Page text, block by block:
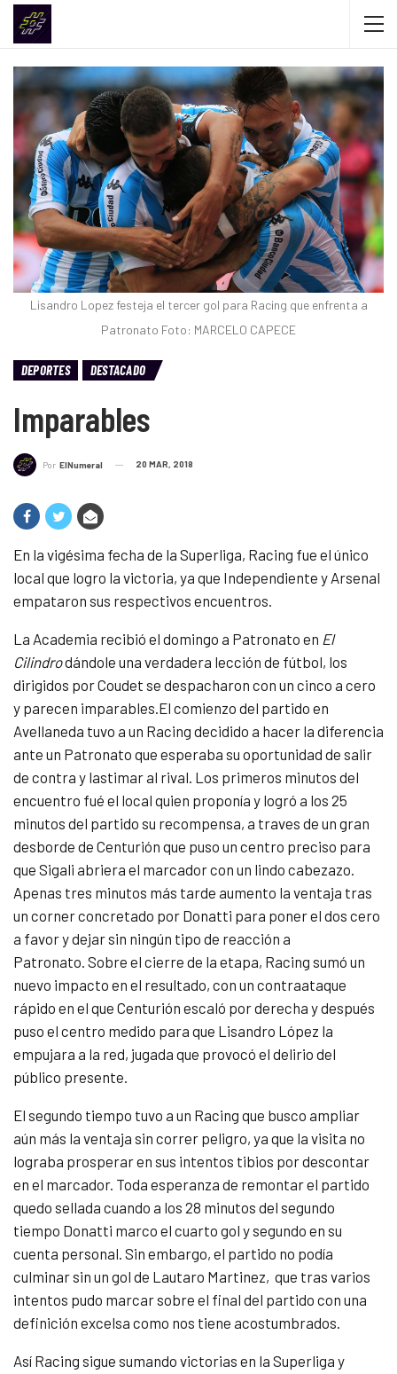
Lisandro Lopez festeja el tercer gol para Racing que enfrenta a
Patronato Foto: MARCELO CAPECE
DEPORTES DESTACADO
Imparables
Por ElNumeral 20 MAR, 2018
En la vigésima fecha de la Superliga, Racing fue el único
local que logro la victoria, ya que Independiente y Arsenal
empataron sus respectivos encuentros.
La Academia recibió el domingo a Patronato en El
Cilindrodándole una verdadera lección de fútbol, los
dirigidos por Coudet se despacharon con un cinco a cero
y parecen imparables.El comienzo del partido en
Avellaneda tuvo a un Racing decidido a hacer la diferencia
ante un Patronato que esperaba su oportunidad de salir
de contra y lastimar al rival. Los primeros minutos del
encuentro fué el local quien proponía y logró a los 25
minutos del partido su recompensa, a traves de un gran
desborde de Centurión que puso un centro preciso para
que Sigali abriera el marcador con un lindo cabezazo.
Apenas tres minutos más tarde aumento la ventaja tras
un corner concretado por Donatti para poner el dos cero
a favor y dejar sin ningún tipo de reacción a
Patronato. Sobre el cierre de la etapa, Racing sumó un
nuevo impacto en el resultado, con un contraataque
rápido en el que Centurión escaló por derecha y después
puso el centro medido para que Lisandro López la
empujara a la red, jugada que provocó el delirio del
público presente.
El segundo tiempo tuvo a un Racing que busco ampliar
aún más la ventaja sin correr peligro, ya que la visita no
lograba prosperar en sus intentos tibios por descontar
en el marcador. Toda esperanza de remontar el partido
quedo sellada cuando a los 28 minutos del segundo
tiempo Donatti marco el cuarto gol y segundo en su
cuenta personal. Sin embargo, el partido no podía
culminar sin un gol de Lautaro Martinez, que tras varios
intentos pudo marcar sobre el final del partido con una
definición excelsa como nos tiene acostumbrados.
Así Racing sigue sumando victorias en la Superliga y